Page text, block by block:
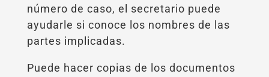
número de caso, el secretario puede
ayudarle si conoce los nombres de las
partes implicadas.
Puede hacer copias de los documentos